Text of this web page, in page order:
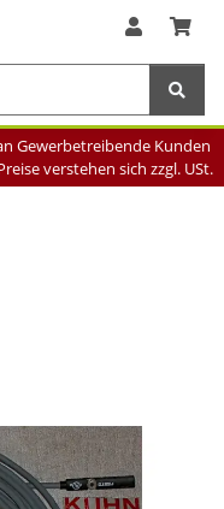
Gewerbetreibende Kunden
verstehen sich zzgl. USt.